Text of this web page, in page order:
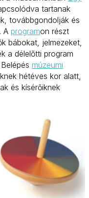
tartanak
továbbgondolják és
A programon részt
bábokat, jelmezeket,
a délelőtti program
múzeumi
hétéves kor alatt,
és kísérőiknek